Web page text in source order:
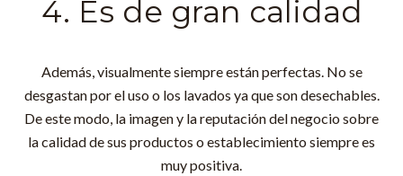
4. Es de gran calidad
Además, visualmente siempre están perfectas. No se
desgastan por el uso o los lavados ya que son desechables.
De este modo, la imagen y la reputación del negocio sobre
la calidad de sus productos o establecimiento siempre es
muy positiva.